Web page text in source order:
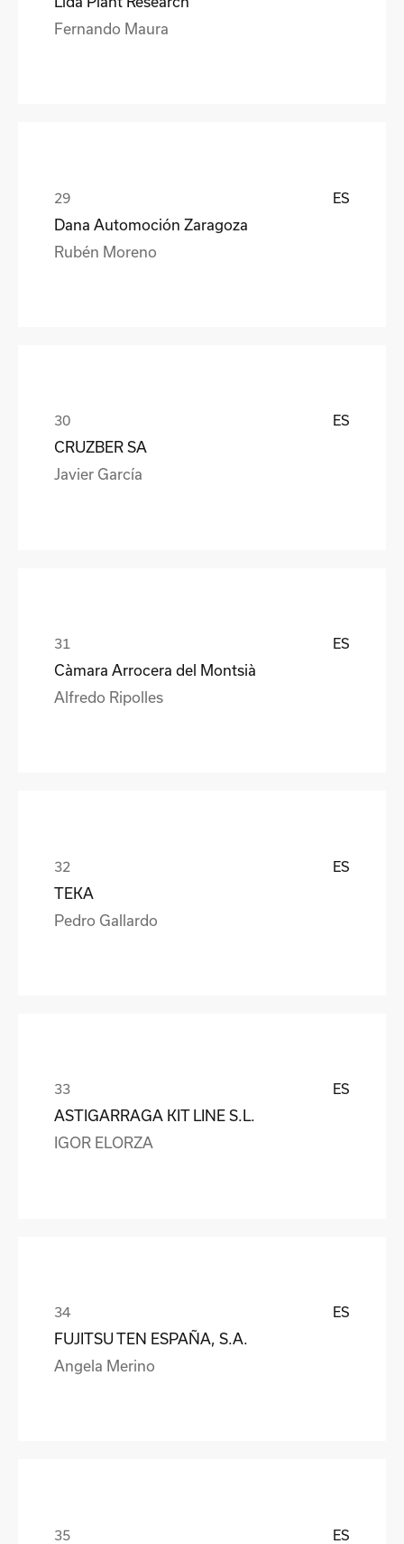
Fernando Maura
ES
Dana Automoción Zaragoza
Rubén Moreno
ES
CRUZBER SA
Javier García
ES
Càmara Arrocera del Montsià
Alfredo Ripolles
ES
TEKA
Pedro Gallardo
ES
ASTIGARRAGA KIT LINE S.L.
IGOR ELORZA
ES
FUJITSU TEN ESPAÑA, S.A.
Angela Merino
ES